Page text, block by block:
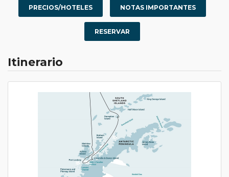
PRECIOS/HOTELES NOTAS IMPORTANTES
RESERVAR
Itinerario